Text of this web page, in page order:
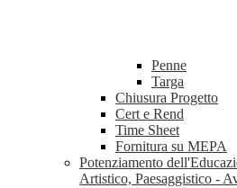
Penne
Targa
Chiusura Progetto
Cert e Rend
Time Sheet
Fornitura su MEPA
Potenziamento
Artistico, Paesaggistico -